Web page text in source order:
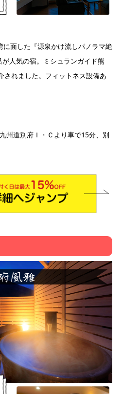
面した『源泉かけ流しパノラマ絶
人気の宿。ミシュランガイド熊
れました。フィットネス設備あ
州道別府Ｉ・Ｃより車で15分、別